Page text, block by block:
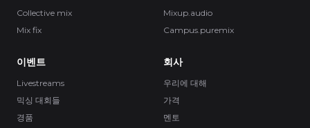
Collective mix
Mix fix
Mixup.audio
Campus.puremix
이벤트
Livestreams
믹싱 대회들
경품
회사
우리에 대해
가격
멘토